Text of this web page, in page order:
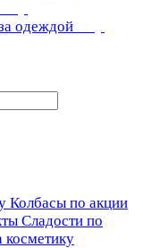
одеждой
Колбасы по акции
Сладости по
косметику